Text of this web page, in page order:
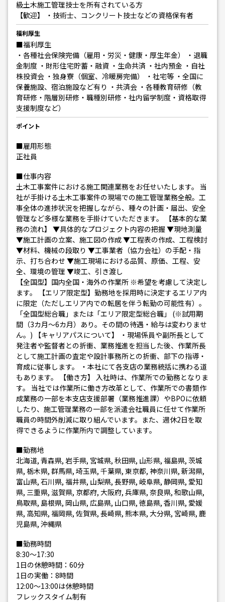
級土木施工管理技士を所有されている方
【歓迎】 ・技術士、コンクリート技士などの資格保有者
福利厚生
■福利厚生
・各種社会保険完備（雇用・労災・健康・厚生年金） ・退職
金制度 ・財形住宅貯蓄・融資 ・生命共済 ・社内預金 ・自社
株投資会 ・独身寮（個室、冷暖房完備） ・社宅等 ・全国に
保養施設、宿泊施設など有り ・共済会 ・各種教育研修（教
育研修・階層別研修・職種別研修・社内留学制度・資格取得
支援制度など）
ポイント
■雇用形態
正社員
■仕事内容
土木工事案件における施工関連業務をお任せいたします。 当
社が手掛ける土木工事案件の現場での施工管理業務全般。工
事全体の進捗状況を把握しながら、種々の計画・届出、安全
管理など多様な業務を手掛けていただきます。 【基本的な業
務の流れ】 ▼具体的なプロジェクト内容の把握 ▼現地測量
▼施工計画の立案、施工図の作成 ▼工程表の作成、工程検討
▼材料、機械の段取り ▼工事業者（協力会社）の手配・指
示、打ち合わせ ▼施工現場における品質、原価、工程、安
全、環境の管理 ▼竣工、引き渡し
【全国型】国内全国・海外の作業所 ※希望を考慮して決定し
ます。 【エリア限定型】勤務地を採用時に決定するエリア内
に限定（ただしエリア内での転居を伴う転勤の可能性有）。
「全国型総合職」または「エリア限定型総合職」 (※試用期
間（3カ月～6カ月）あり。その間の待遇・給与は変わりませ
ん。) 【キャリアパスについて】 ・現場係員や副所長として
発注者や監督者との折衝、業務推進を担当した後、作業所長
として施工計画の査定や設計事務所との折衝、部下の指導・
育成に従事します。 ・本社にて各支店の業務統括に携わる道
もあります。 【働き方】 入社時は、作業所での勤務となりま
す。 当社では作業所に働き方改革として、作業所での書類作
成業務の一部を本支店支援部署（業務推進課）やBPOに依頼
したり、施工管理業務の一部を派遣会社職員に任せて作業所
職員の時間外削減に取り組んでいます。また、週休2日を取
得できるように作業所内で調整しています。
■勤務地
北海道, 青森県, 岩手県, 宮城県, 秋田県, 山形県, 福島県, 茨城
県, 栃木県, 群馬県, 埼玉県, 千葉県, 東京都, 神奈川県, 新潟県,
富山県, 石川県, 福井県, 山梨県, 長野県, 岐阜県, 静岡県, 愛知
県, 三重県, 滋賀県, 京都府, 大阪府, 兵庫県, 奈良県, 和歌山県,
鳥取県, 島根県, 岡山県, 広島県, 山口県, 徳島県, 香川県, 愛媛
県, 高知県, 福岡県, 佐賀県, 長崎県, 熊本県, 大分県, 宮崎県, 鹿
児島県, 沖縄県
■勤務時間
8:30～17:30
1日の休憩時間：60分
1日の実働：8時間
12:00〜13:00は休憩時間
フレックスタイム制有